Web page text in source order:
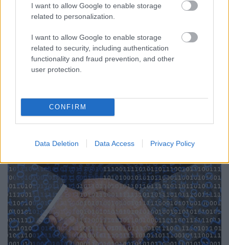
I want to allow Google to enable storage
related to personalization.
I want to allow Google to enable storage
related to security, including authentication
functionality and fraud prevention, and other
user protection.
CONFIRM
Data Deletion Data Access Privacy Policy
Tény, az automatizált hirdetéskiszolgáló rendszerek
online hirdetési piac. Mielőtt ennyire elterjedt volna
a Google és a Facebook (illetve mára Meta) hirdetési
rendszerek használata, az volt a gyakorlat, hogy
minden egyes hirdetési megjelenést egyenként…